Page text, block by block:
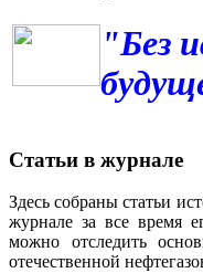
"Без
Статьи в журнале
Здесь собраны статьи
журнале за все время
можно отследить
отечественной